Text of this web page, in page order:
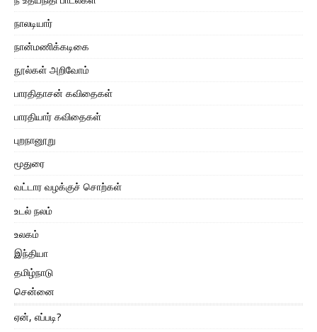
நாலடியார்
நான்மணிக்கடிகை
நூல்கள் அறிவோம்
பாரதிதாசன் கவிதைகள்
பாரதியார் கவிதைகள்
புறநானூறு
மூதுரை
வட்டார வழக்குச் சொற்கள்
உடல் நலம்
உலகம்
இந்தியா
தமிழ்நாடு
சென்னை
ஏன், எப்படி?